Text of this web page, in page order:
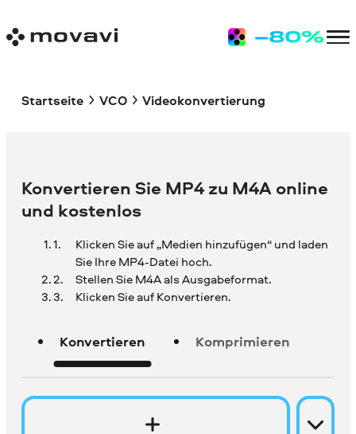
Startseite VCO Videokonvertierung
Konvertieren Sie MP4 zu M4A online
und kostenlos
Klicken Sie auf „Medien hinzufügen“ und laden
Sie IhreMP4-Datei hoch.
Stellen Sie M4A als Ausgabeformat.
Klicken Sie auf Konvertieren.
Konvertieren Komprimieren